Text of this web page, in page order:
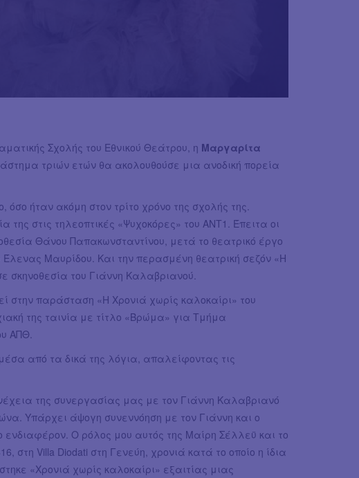
Σχολής του Εθνικού Θεάτρου, η Μαργαρίτα
τριών ετών θα ακολουθούσε μια ανοδική πορεία
ήταν ακόμη στον τρίτο χρόνο της σχολής της.
στις τηλεοπτικές «Ψυχοκόρες» του ΑΝΤ1. Έπειτα οι
Θάνου Παπακωνσταντίνου, μετά το θεατρικό έργο
Μαυρίδου. Και την περασμένη θεατρική σεζόν «Η
του Γιάννη Καλαβριανού.
παράσταση «H Χρονιά χωρίς καλοκαίρι» του
της ταινία με τίτλο «Βρώμα» για Tμήμα
ΑΠΘ.
από τα δικά της λόγια, απαλείφοντας τις
της συνεργασίας μας με τον Γιάννη Καλαβριανό
Υπάρχει άψογη συνεννόηση με τον Γιάννη και ο
ενδιαφέρον. Ο ρόλος μου αυτός της Μαίρη Σέλλεϋ και το
στη Villa Diodati στη Γενεύη, χρονιά κατά το οποίο η ίδια
«Χρονιά χωρίς καλοκαίρι» εξαιτίας μιας